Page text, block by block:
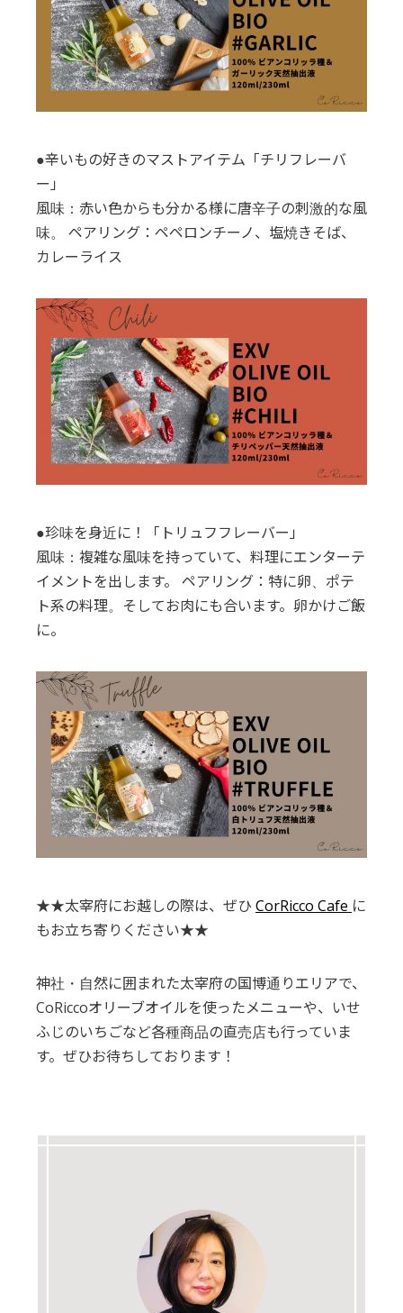
●辛いもの好きのマストアイテム「チリフレーバ
ー」
風味：赤い色からも分かる様に唐辛子の刺激的な風
味。 ペアリング：ペペロンチーノ、塩焼きそば、
カレーライス
●珍味を身近に！「トリュフフレーバー」
風味：複雑な風味を持っていて、料理にエンターテ
イメントを出します。 ペアリング：特に卵、ポテ
ト系の料理。そしてお肉にも合います。卵かけご飯
に。
★★太宰府にお越しの際は、ぜひCorRicco Cafe に
もお立ち寄りください★★
神社・自然に囲まれた太宰府の国博通りエリアで、
CoRiccoオリーブオイルを使ったメニューや、いせ
ふじのいちごなど各種商品の直売店も行っていま
す。ぜひお待ちしております！